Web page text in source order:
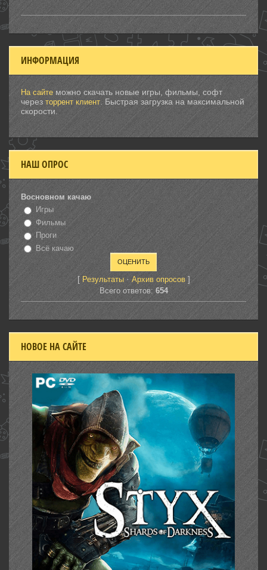
ИНФОРМАЦИЯ
На сайте можно скачать новые игры, фильмы, софт
через торрент клиент . Быстрая загрузка на максимальной
скорости.
НАШ ОПРОС
Восновном качаю
Игры
Фильмы
Проги
Всё качаю
[ Результаты· Архив опросов]
Всего ответов: 654
НОВОЕ НА САЙТЕ